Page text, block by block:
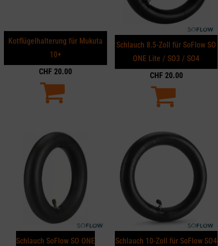
Kotflügelhalterung für Mukuta
10+
CHF 20.00
Schlauch 8.5-Zoll für SoFlow SO
ONE Lite / SO3 / SO4
CHF 20.00
Schlauch SoFlow SO ONE
Schlauch 10-Zoll für SoFlow SO4